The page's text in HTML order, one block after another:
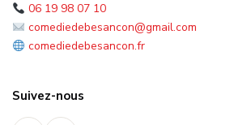
06 19 98 07 10
comediedebesancon@gmail.com
comediedebesancon.fr
Suivez-nous